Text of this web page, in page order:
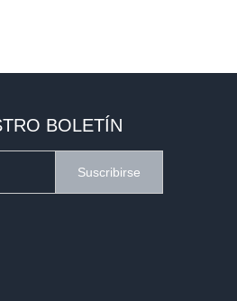
BOLETÍN
Suscribirse